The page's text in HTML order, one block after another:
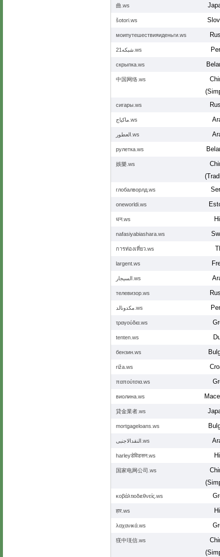
曲.ws
šotori.ws
моипутешествияиденьги.ws
شبکه21.ws
скрыпка.ws
中国网络.ws
сигары.ws
ماكياج.ws
العطور.ws
рулетка.ws
娛樂.ws
глобалворлд.ws
oneworldi.ws
धन.ws
nafasiyabiashara.ws
การท่องเที่ยว.ws
largent.ws
السيجار.ws
телевизор.ws
مکدونالد.ws
τραγούδια.ws
tenten.ws
бензин.ws
riža.ws
παπούτσια.ws
виолина.ws
貸金業者.ws
mortgageloans.ws
النقدالاجنبى.ws
harleyडेविडसन.ws
国家电网公司.ws
κοβάλτιοδιεθνείς.ws
हार.ws
λαχανικά.ws
猐中琷信.ws